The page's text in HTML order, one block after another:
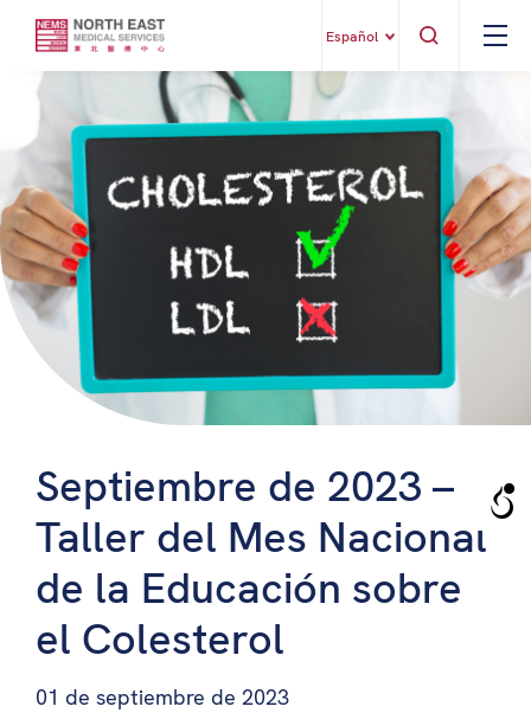
Español
Septiembre de 2023 –
Taller del Mes Nacional
de la Educación sobre
el Colesterol
01 de septiembre de 2023